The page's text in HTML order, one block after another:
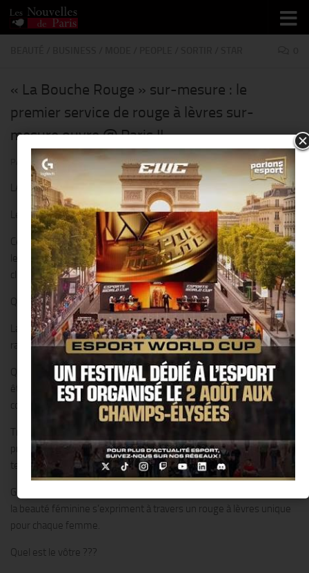
Skip to content
« La Bouche Rouge » sur-mesure : le
premier service de rouge à lèvres sur-
mesure ouvre @ Paris !!
THIERRY KER · PUBLIÉ21 MARS 2019· MIS À JOUR29 MAI 2019
LA RECHERCHE DU ROUGE A LEVRES PARFAIT !!
Le rouge d’une femme est son empreinte.
Certaines le voudraient idéal, inédit, d’autres rêvent de porter sur
les lèvres le carmin cuir de leur sac à main ou le vermillon néon d’un
cliché de Bourdin.
Quelle femme n’a jamais imaginé trouver son rouge à lèvres idéal ?
La couleur portée par son icône, une teinte adorée disparue des
rayons ou l’accord parfait avec son style et son teint ?
Que ce soit pour raviver le passé ou montrer la femme que vous
êtes et serez, faites-vous plaisir en marquant votre look avec une
couleur unique qui deviendra votre signature.
Trouver le rouge à lèvres parfait est désormais possible avec le
premier service sur-mesure qui vous permet de créer votre propre
teinte.
Grâce à sa palette de couleurs infinie, la diversité et l’individualité de
la beauté féminine s’expriment à travers un rouge à lèvres unique
pour chaque femme.
Quel est le vôtre ???